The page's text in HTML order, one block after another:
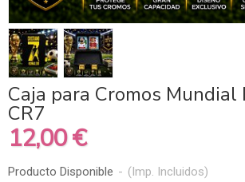
Caja para Cromos Mundial
CR7
12,00 €
Producto Disponible - (Imp. Incluidos)